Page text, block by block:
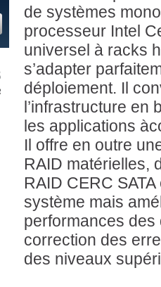
de systèmes
processeur Intel
universel à racks
s’adapter
déploiement. Il
l’infrastructure en
les applications
Il offre en outre
RAID matérielles,
RAID CERC
système mais
performances des
correction des
des niveaux